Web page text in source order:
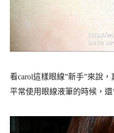
看carol這樣眼線”新手”來說
平常使用眼線液筆的時候，